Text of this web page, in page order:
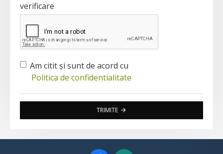
verificare
Am citit şi sunt de acord cu
Politica de confidentialitate
TRIMITE